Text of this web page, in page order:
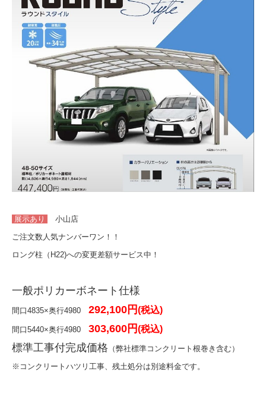
庭まわり
ウッドデッキ
デッキDS
デッキ（樹ら楽ステージ・リウッドデッキS）
テラス屋根
ガーデンルーム ページ
門扉
カーゲート
屋外収納（物置・ガレージ）
展示あり
小山店
ご注文数人気ナンバーワン！！
ロング柱（H22)への変更差額サービス中！
一般ポリカーボネート仕様
間口4835×奥行4980 292,100円(税込)
間口5440×奥行4980 303,600円(税込)
標準工事付完成価格 （弊社標準コンクリート根巻き含む）
※コンクリートハツリ工事、残土処分は別途料金です。